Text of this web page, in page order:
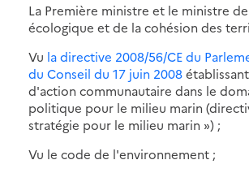
La Première ministre et le ministre
écologique et de la cohésion des
Vu la directive 2008/56/CE du
du Conseil du 17 juin 2008
d'action communautaire dans le
politique pour le milieu marin
stratégie pour le milieu marin ») ;
Vu le code de l'environnement ;